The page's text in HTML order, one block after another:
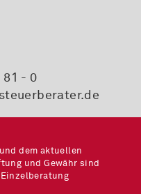
81 - 0
dem aktuellen
und Gewähr sind